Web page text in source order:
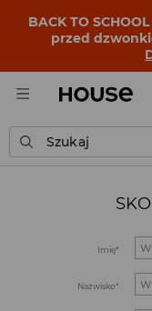
BACK TO SCHOOL
przed
Szukaj
Imię*
Nazwisko*